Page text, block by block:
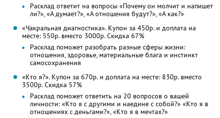
Расклад ответит на вопросы «Почему он молчит и напишет
ли?», «А думает?», «А отношения будут?», «А как?»
«Чакральная диагностика». Купон за 450р. и доплата на
месте: 550р. вместо 3000р. Скидка 67%
Расклад поможет разобрать разные сферы жизни:
отношения, здоровье, материальные блага и инстинкт
самосохранения
«Кто я?». Купон за 670р. и доплата на месте: 830р. вместо
3500р. Скидка 57%
Расклад поможет ответить на 20 вопросов о вашей
личности: «Кто я с другими и наедине с собой?» «Кто я в
отношениях с деньгами?», «Кто я в мечтах?»